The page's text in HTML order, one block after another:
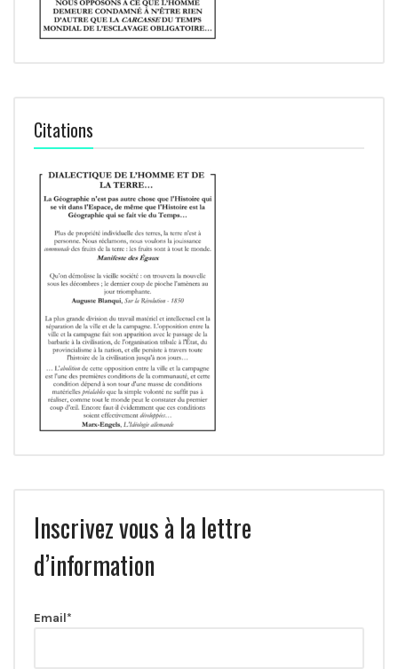
Citations
Inscrivez vous à la lettre
d’information
Email*